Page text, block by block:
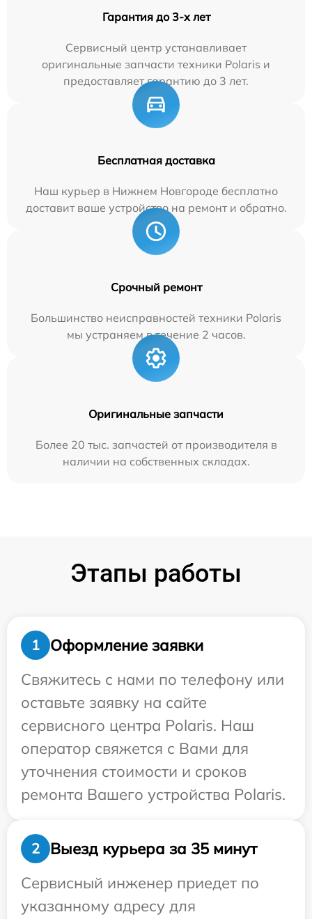
Гарантия до 3-х лет
Сервисный центр устанавливает
оригинальные запчасти техники Polaris и
предоставляет гарантию до 3 лет.
Бесплатная доставка
Наш курьер в Нижнем Новгороде бесплатно
доставит ваше устройство на ремонт и обратно.
Срочный ремонт
Большинство неисправностей техники Polaris
мы устраняем в течение 2 часов.
Оригинальные запчасти
Более 20 тыс. запчастей от производителя в
наличии на собственных складах.
Этапы работы
1
Оформление заявки
Свяжитесь с нами по телефону или
оставьте заявку на сайте
сервисного центра Polaris. Наш
оператор свяжется с Вами для
уточнения стоимости и сроков
ремонта Вашего устройства Polaris.
2
Выезд курьера за 35 минут
Сервисный инженер приедет по
указанному адресу для